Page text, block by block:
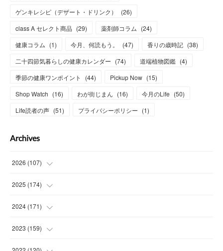
ゲンキレシピ（デザート・ドリンク）
(26)
class A セレクト商品 (29) 薬剤師コラム (24)
健康コラム (1) 今月、何読もう。 (47) 香りの歳時記 (38)
二十四節気暮らしの健康カレンダー (74) 道端植物図鑑 (4)
季節の健康ワンポイント
(44) Pickup Now (15)
Shop Watch (16) わが街じまん (16) 今月のLife (50)
Life読者の声 (51) プライバシーポリシー (1)
Archives
2026 (107)
(4)
(15
(15
(13
2025 (174)
(14
(14
(15
2024 (171)
(13
(13
2023 (159)
(14